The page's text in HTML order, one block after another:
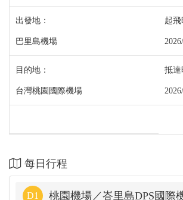
巴里島機場
台灣桃園國際機場
每日行程
D1 桃園機場／峇里島DPS國際